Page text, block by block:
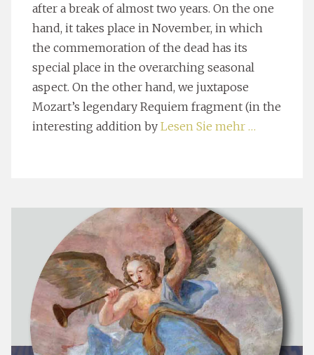
after a break of almost two years. On the one
hand, it takes place in November, in which
the commemoration of the dead has its
special place in the overarching seasonal
aspect. On the other hand, we juxtapose
Mozart’s legendary Requiem fragment (in the
interesting addition by Lesen Sie mehr …